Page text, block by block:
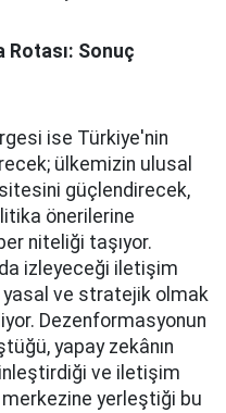
Rotası: Sonuç
ise Türkiye'nin
ülkemizin ulusal
güçlendirecek,
önerilerine
niteliği taşıyor.
izleyeceği iletişim
yasal ve stratejik olmak
Dezenformasyonun
yapay zekânın
ve iletişim
yerleştiği bu